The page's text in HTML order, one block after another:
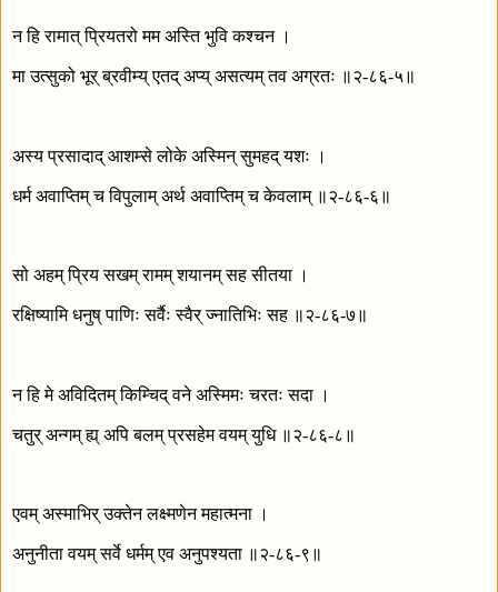
न हि रामात् प्रियतरो मम अस्ति भुवि कश्चन ।
मा उत्सुको भूर् ब्रवीम्य् एतद् अप्य् असत्यम् तव अग्रतः ॥२-८६-५॥
अस्य प्रसादाद् आशम्से लोके अस्मिन् सुमहद् यशः ।
धर्म अवाप्तिम् च विपुलाम् अर्थ अवाप्तिम् च केवलाम् ॥२-८६-६॥
सो अहम् प्रिय सखम् रामम् शयानम् सह सीतया ।
रक्षिष्यामि धनुष् पाणिः सर्वैः स्वैर् ज्नातिभिः सह ॥२-८६-७॥
न हि मे अविदितम् किम्चिद् वने अस्मिमः चरतः सदा ।
चतुर् अन्गम् ह्य् अपि बलम् प्रसहेम वयम् युधि ॥२-८६-८॥
एवम् अस्माभिर् उक्तेन लक्ष्मणेन महात्मना ।
अनुनीता वयम् सर्वे धर्मम् एव अनुपश्यता ॥२-८६-९॥